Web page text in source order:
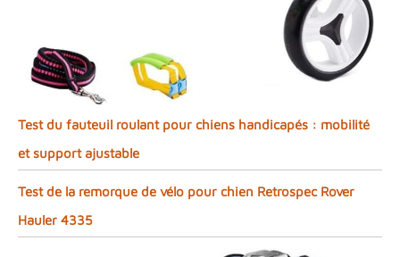
Test du fauteuil roulant pour chiens handicapés : mobilité
et support ajustable
Test de la remorque de vélo pour chien Retrospec Rover
Hauler 4335